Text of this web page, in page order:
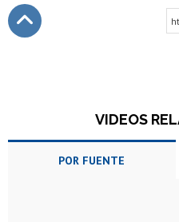
VIDEOS
POR FUENTE